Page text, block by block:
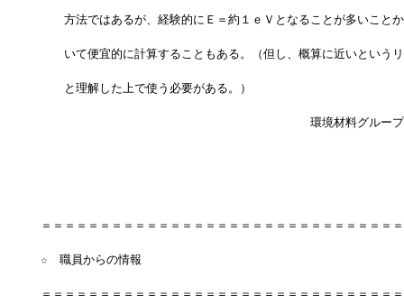
方法ではあるが、経験的にＥ＝約１ｅＶとなることが多いこと
いて便宜的に計算することもある。（但し、概算に近いという
と理解した上で使う必要がある。）
環境材料グループ　
＝＝＝＝＝＝＝＝＝＝＝＝＝＝＝＝＝＝＝＝＝＝＝＝＝＝＝＝＝＝
☆　職員からの情報
＝＝＝＝＝＝＝＝＝＝＝＝＝＝＝＝＝＝＝＝＝＝＝＝＝＝＝＝＝＝